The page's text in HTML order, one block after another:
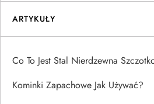
ARTYKUŁY
Co To Jest Stal Nierdzewna
Kominki Zapachowe Jak Używać?